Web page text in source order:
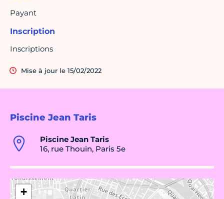
Piscine Jean Taris
Piscine Jean Taris
16, rue Thouin, Paris 5e
+
Payant
Inscription
Inscriptions
Mise à jour le 15/02/2022